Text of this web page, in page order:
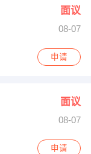
面议
08-07
申请
面议
08-07
申请